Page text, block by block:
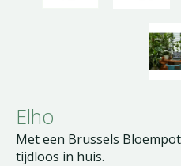
Elho
Met een Brussels
tijdloos in huis.